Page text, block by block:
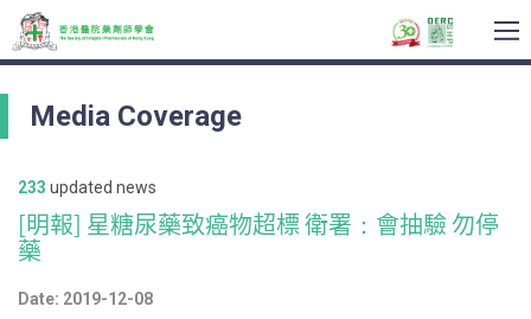
Media Coverage
233 updated news
[明報] 星糖尿藥致癌物超標 衛署：會抽驗 勿停
藥
Date: 2019-12-08